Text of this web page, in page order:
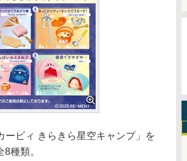
ビィ きらきら星空キャンプ」を
種類。